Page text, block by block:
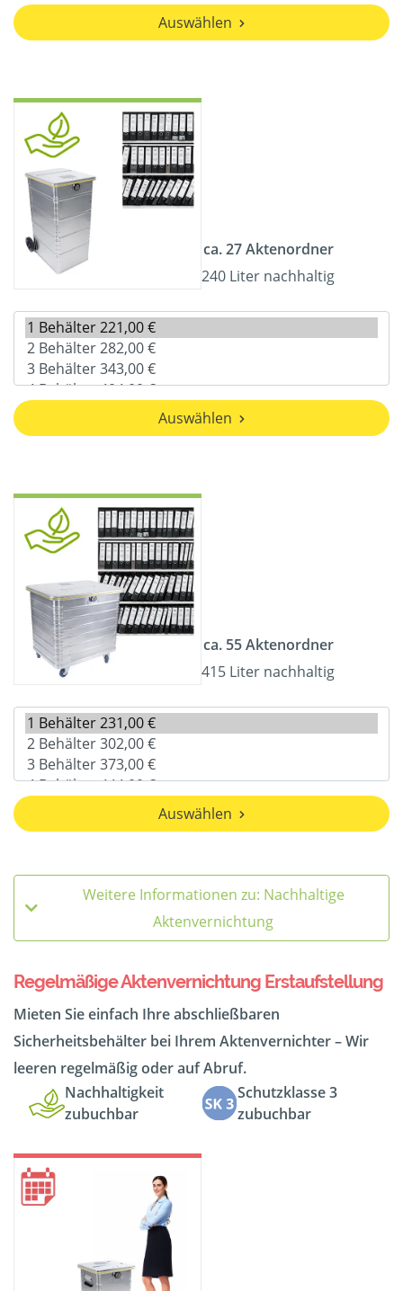
Auswählen
ca. 27 Aktenordner
240 Liter nachhaltig
Auswählen
ca. 55 Aktenordner
415 Liter nachhaltig
Auswählen
Weitere Informationen zu: Nachhaltige
Aktenvernichtung
Regelmäßige Aktenvernichtung Erstaufstellung
Mieten Sie einfach Ihre abschließbaren
Sicherheitsbehälter bei Ihrem Aktenvernichter – Wir
leeren regelmäßig oder auf Abruf.
Nachhaltigkeit
zubuchbar
Schutzklasse 3
zubuchbar